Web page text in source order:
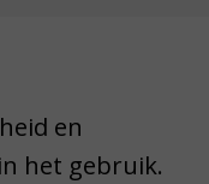
en
het gebruik.